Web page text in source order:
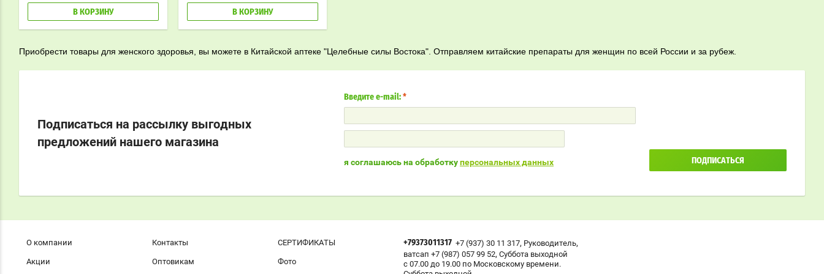
В КОРЗИНУ В КОРЗИНУ
Приобрести товары для женского здоровья, вы можете в Китайской аптеке "Целебные силы Востока". Отправляем китайские препараты для женщин по всей России и за рубеж.
Подписаться на рассылку выгодных
предложений нашего магазина
Введите e-mail: *
я соглашаюсь на обработкуперсональных данных ПОДПИСАТЬСЯ
О компании
Акции
Контакты
Оптовикам
СЕРТИФИКАТЫ
Фото
+79373011317 +7 (937) 30 11 317, Руководитель,
ватсап +7 (987) 057 99 52, Суббота выходной
с 07.00 до 19.00 по Московскому времени.